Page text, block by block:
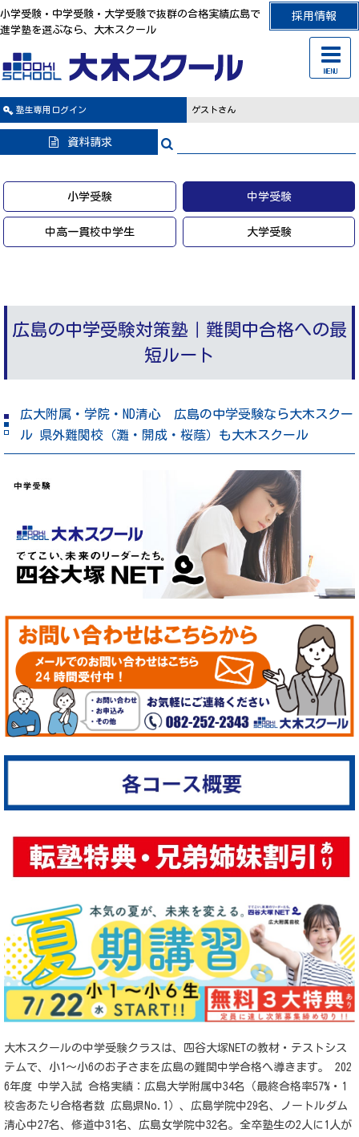
採用情報
小学受験・中学受験・大学受験で抜群の合格実績広島で
進学塾を選ぶなら、大木スクール
塾生専用 ログイン ゲストさん
資料請求
小学受験 中学受験
中高一貫校中学生 大学受験
広島の中学受験対策塾｜難関中合格への最
短ルート
広大附属・学院・ND清心 広島の中学受験なら大木スクー
ル 県外難関校（灘・開成・桜蔭）も大木スクール
大木スクールの中学受験クラスは、四谷大塚NETの教材・テストシス
テムで、小1〜小6のお子さまを広島の難関中学合格へ導きます。 202
6年度 中学入試 合格実績：広島大学附属中34名（最終合格率57%・1
校舎あたり合格者数 広島県No.1）、広島学院中29名、ノートルダム
清心中27名、修道中31名、広島女学院中32名。全卒塾生の2人に1人が
MENU